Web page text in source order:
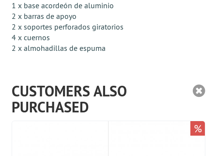
1 x base acordeón de aluminio
2 x barras de apoyo
2 x soportes perforados giratorios
4 x cuernos
2 x almohadillas de espuma
CUSTOMERS ALSO
PURCHASED
%